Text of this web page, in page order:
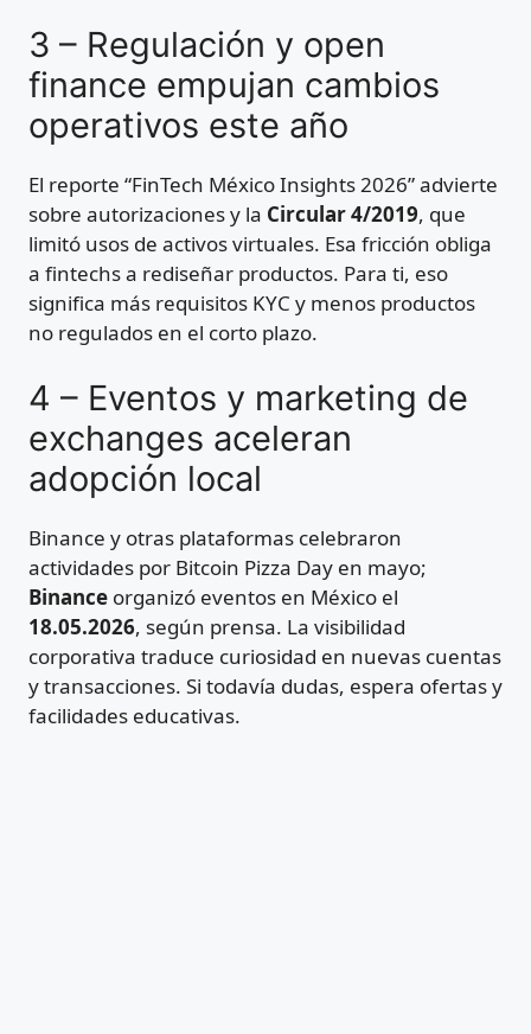
3 – Regulación y open
finance empujan cambios
operativos este año
El reporte “FinTech México Insights 2026” advierte
sobre autorizaciones y la Circular 4/2019, que
limitó usos de activos virtuales. Esa fricción obliga
a fintechs a rediseñar productos. Para ti, eso
significa más requisitos KYC y menos productos
no regulados en el corto plazo.
4 – Eventos y marketing de
exchanges aceleran
adopción local
Binance y otras plataformas celebraron
actividades por Bitcoin Pizza Day en mayo;
Binance organizó eventos en México el
18.05.2026, según prensa. La visibilidad
corporativa traduce curiosidad en nuevas cuentas
y transacciones. Si todavía dudas, espera ofertas y
facilidades educativas.